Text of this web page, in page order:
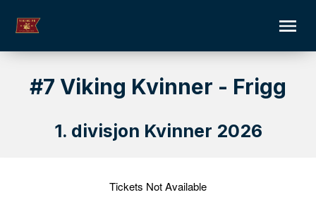
#7 Viking Kvinner - Frigg
1. divisjon Kvinner 2026
Tickets Not Available